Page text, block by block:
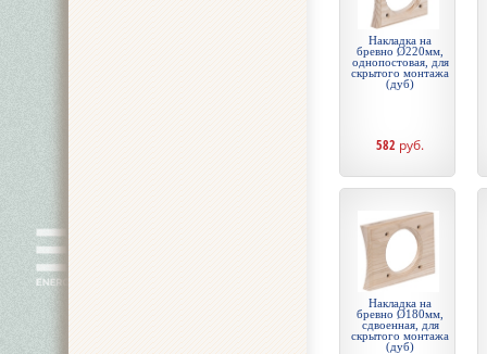
Накладка на
бревно Ø220мм,
однопостовая, для
скрытого монтажа
(дуб)
582 руб.
Накладка на
бревно Ø180мм,
сдвоенная, для
скрытого монтажа
(дуб)